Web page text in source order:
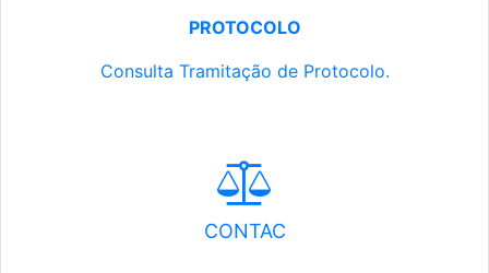
PROTOCOLO
Consulta Tramitação de Protocolo.
CONTAC